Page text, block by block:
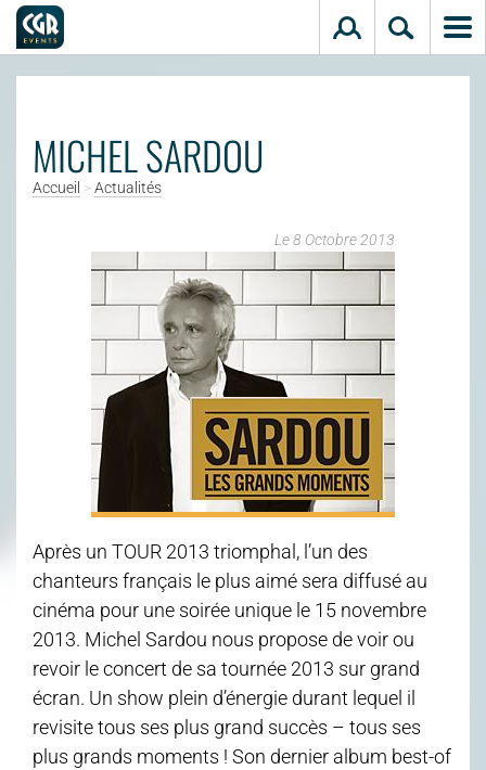
MICHEL SARDOU
Accueil >Actualités
Le 8 Octobre 2013
Après un TOUR 2013 triomphal, l’un des
chanteurs français le plus aimé sera diffusé au
cinéma pour une soirée unique le 15 novembre
2013. Michel Sardou nous propose de voir ou
revoir le concert de sa tournée 2013 sur grand
écran. Un show plein d’énergie durant lequel il
revisite tous ses plus grand succès – tous ses
plus grands moments ! Son dernier album best-of